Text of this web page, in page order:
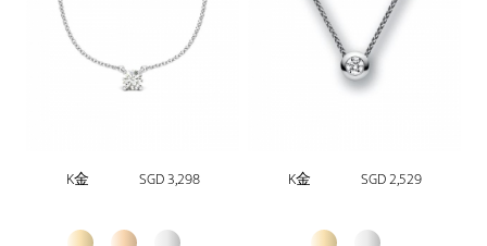
K金 SGD 3,298 K金 SGD 2,529